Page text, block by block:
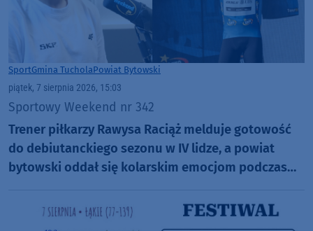
SportGmina TucholaPowiat Bytowski
piątek, 7 sierpnia 2026, 15:03
Sportowy Weekend nr 342
Trener piłkarzy Rawysa Raciąż melduje gotowość
do debiutanckiego sezonu w IV lidze, a powiat
bytowski oddał się kolarskim emocjom podczas